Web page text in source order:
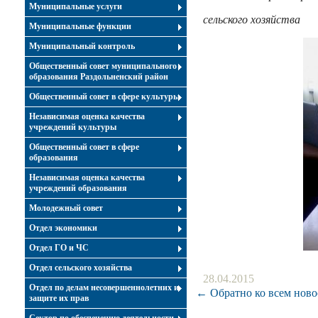
Муниципальные услуги
Муниципальные функции
Муниципальный контроль
Общественный совет муниципального
образования Раздольненский район
Общественный совет в сфере культуры
Независимая оценка качества
учреждений культуры
Общественный совет в сфере
образования
Независимая оценка качества
учреждений образования
Молодежный совет
Отдел экономики
Отдел ГО и ЧС
Отдел сельского хозяйства
Отдел по делам несовершеннолетних и
защите их прав
сельского хозяйства
28.04.2015
← Обратно ко всем